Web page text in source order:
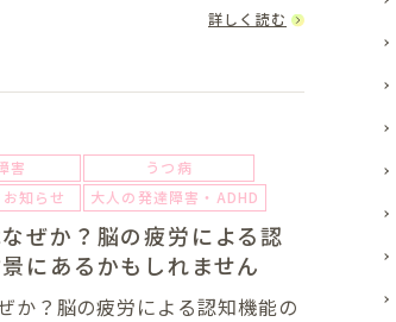
常の中で「人と関わること」自
詳しく読む
害
うつ病
知らせ
大人の発達障害・ADHD
ぜか？脳の疲労による認
にあるかもしれません
か？脳の疲労による認知機能の